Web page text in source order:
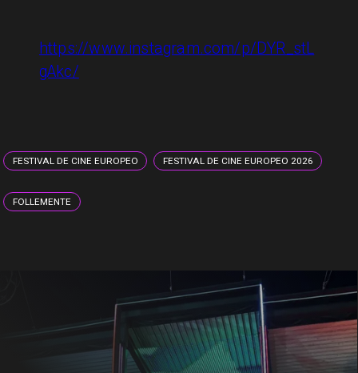
https://www.instagram.com/p/DYR_stL
gAkc/
FESTIVAL DE CINE EUROPEO FESTIVAL DE CINE EUROPEO 2026
FOLLEMENTE